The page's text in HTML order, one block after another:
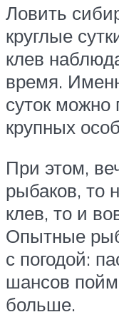
Ловить
круглые
клев
время.
суток можно
крупных
При этом,
рыбаков, то
клев, то и
Опытные
с погодой:
шансов
больше.